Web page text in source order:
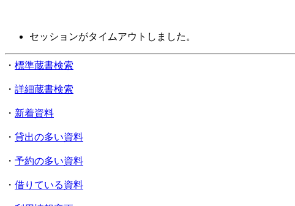
セッションがタイムアウトしました。
・ 標準蔵書検索
・ 詳細蔵書検索
・ 新着資料
・ 貸出の多い資料
・ 予約の多い資料
・ 借りている資料